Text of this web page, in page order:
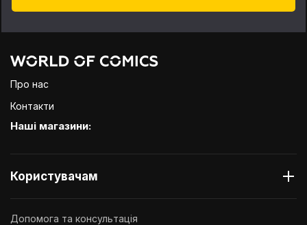
Про нас
Контакти
Наші магазини:
Користувачам
Допомога та консультація